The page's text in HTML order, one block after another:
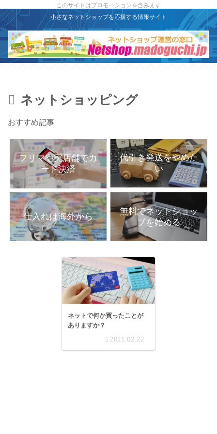
このサイトはプロモーションを含みます
小さなネットショップを応援する情報サイト
ネットショッピング
フリマや実店舗でカ
ード決済
代引き発送をやめた
い
仕入れは海外から
無料でネットショッ
プを始める
ありますか？